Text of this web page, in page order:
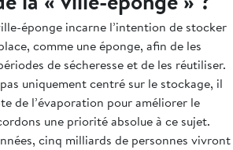
éponge incarne l’intention de stocker
comme une éponge, afin de les
de sécheresse et de les réutiliser.
uniquement centré sur le stockage, il
de l’évaporation pour améliorer le
une priorité absolue à ce sujet.
cinq milliards de personnes vivront